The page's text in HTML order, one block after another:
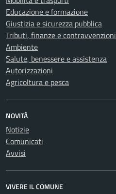
Educazione e formazione
Giustizia e sicurezza pubblica
Tributi, finanze e contravvenzioni
Ambiente
Salute, benessere e assistenza
Autorizzazioni
Agricoltura e pesca
NOVITÀ
Notizie
Comunicati
Avvisi
VIVERE IL COMUNE